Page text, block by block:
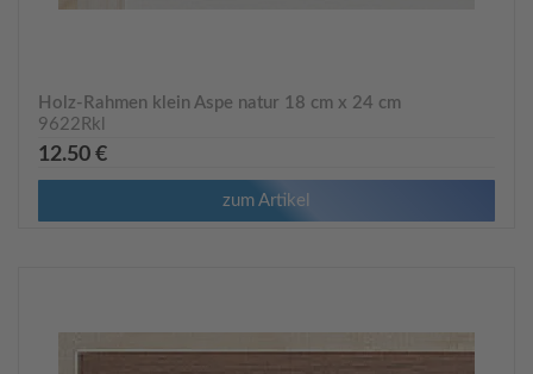
Holz-Rahmen klein Aspe natur 18 cm x 24 cm
9622Rkl
12.50 €
zum Artikel